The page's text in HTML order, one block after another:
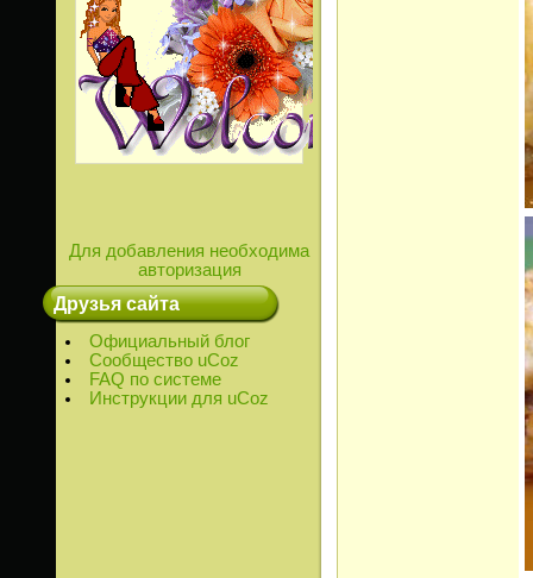
Для добавления необходима
авторизация
Друзья сайта
Официальный блог
Сообщество uCoz
FAQ по системе
Инструкции для uCoz